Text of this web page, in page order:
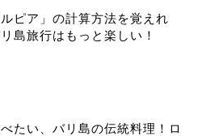
ピア」の計算方法を覚えれ
島旅行はもっと楽しい！
たい、バリ島の伝統料理！ロ